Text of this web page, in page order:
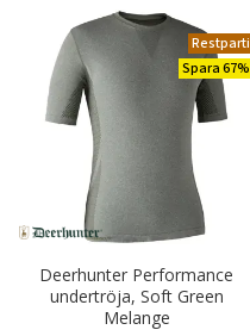
Restparti
Spara 67%
Deerhunter Performance
undertröja, Soft Green
Melange